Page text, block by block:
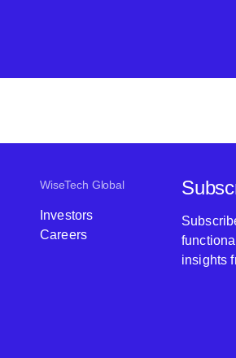
WiseTech Global
Investors
Careers
insights